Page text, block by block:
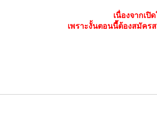
เนื่องจากเปิ
เพราะงั้นตอนนี้ต้องสมัค